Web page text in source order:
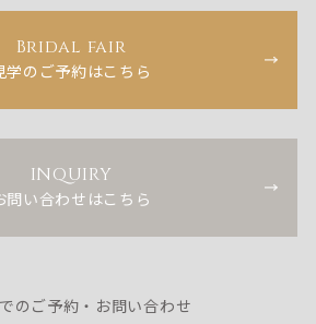
Bridal fair
学のご予約はこちら
INQUIRY
問い合わせはこちら
のご予約・お問い合わせ